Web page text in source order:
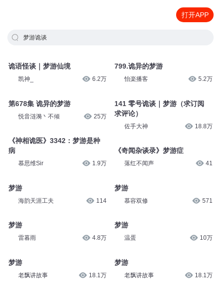
打开APP
梦游诡谈
诡语怪谈｜梦游仙境
凯神_ 6.2万
第678集 诡异的梦游
悦音涟漪丶不倾 25万
《神相诡医》3342：梦游是种
病
慕思维Sir 1.9万
梦游
海韵天涯工夫 114
梦游
雷暮雨 4.8万
梦游
老飘讲故事 18.1万
799.诡异的梦游
怡楽播客 5.2万
141 零号诡谈｜梦游（求订阅
求评论）
佐手大神 18.8万
《奇闻杂谈录》梦游症
落红不闻声 41
梦游
慕容双修 571
梦游
温蛋 10万
梦游
老飘讲故事 18.1万